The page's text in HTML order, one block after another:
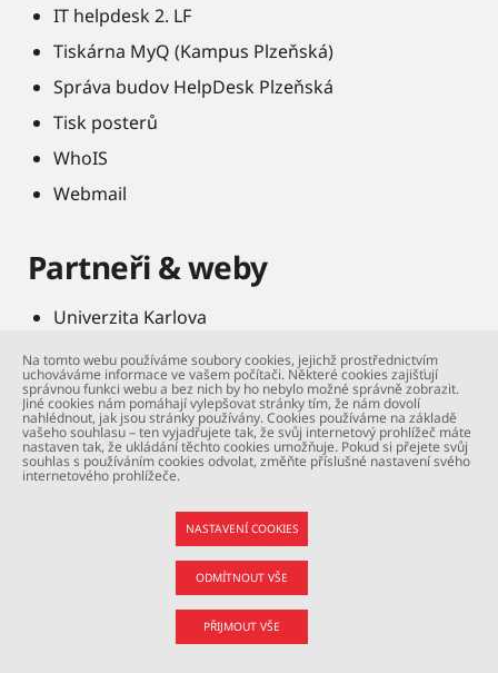
IT helpdesk 2. LF
Tiskárna MyQ (Kampus Plzeňská)
Správa budov HelpDesk Plzeňská
Tisk posterů
WhoIS
Webmail
Partneři & weby
Univerzita Karlova
FN Motol a Homolka
Knihovna 2. LF
UK Point
Motolák
Asociace studentů fyzioterapie
Na tomto webu používáme soubory cookies, jejichž prostřednictvím
uchováváme informace ve vašem počítači. Některé cookies zajišťují
správnou funkci webu a bez nich by ho nebylo možné správně zobrazit.
Jiné cookies nám pomáhají vylepšovat stránky tím, že nám dovolí
nahlédnout, jak jsou stránky používány. Cookies používáme na základě
vašeho souhlasu – ten vyjadřujete tak, že svůj internetový prohlížeč máte
nastaven tak, že ukládání těchto cookies umožňuje. Pokud si přejete svůj
souhlas s používáním cookies odvolat, změňte příslušné nastavení svého
internetového prohlížeče.
NASTAVENÍ COOKIES
ODMÍTNOUT VŠE
PŘIJMOUT VŠE